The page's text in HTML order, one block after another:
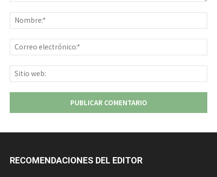
RECOMENDACIONES DEL EDITOR